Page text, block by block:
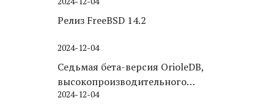
Релиз FreeBSD 14.2
2024-12-04
Седьмая бета-версия OrioleDB,
высокопроизводительного
движка хранения для PostgreSQL
2024-12-04